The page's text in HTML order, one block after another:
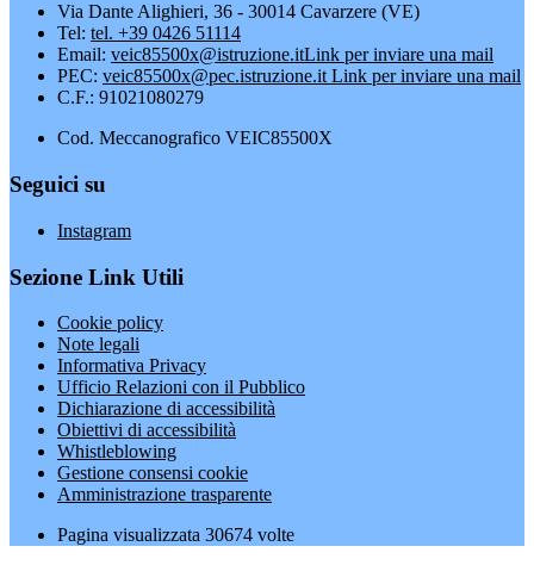
Via Dante Alighieri, 36 - 30014 Cavarzere (VE)
Tel: tel. +39 0426 51114
Email: veic85500x@istruzione.itLink per inviare una mail
PEC: veic85500x@pec.istruzione.it Link per inviare una mail
C.F.: 91021080279
Cod. Meccanografico VEIC85500X
Seguici su
Instagram
Sezione Link Utili
Cookie policy
Note legali
Informativa Privacy
Ufficio Relazioni con il Pubblico
Dichiarazione di accessibilità
Obiettivi di accessibilità
Whistleblowing
Gestione consensi cookie
Amministrazione trasparente
Pagina visualizzata 30674 volte